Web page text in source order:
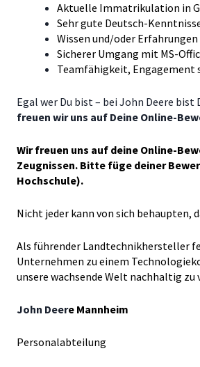
Aktuelle Immatrikulation in
Sehr gute Deutsch-
Wissen und/oder
Sicherer Umgang mit MS-
Teamfähigkeit, Engagement
Egal wer Du bist – bei John Deere
freuen wir uns auf Deine Online-
Wir freuen uns auf deine Online-
Zeugnissen. Bitte füge deiner
Hochschule).
Nicht jeder kann von sich behaupten,
Als führender Landtechnikhersteller
Unternehmen zu einem
unsere wachsende Welt nachhaltig
John Deere Mannheim
Personalabteilung